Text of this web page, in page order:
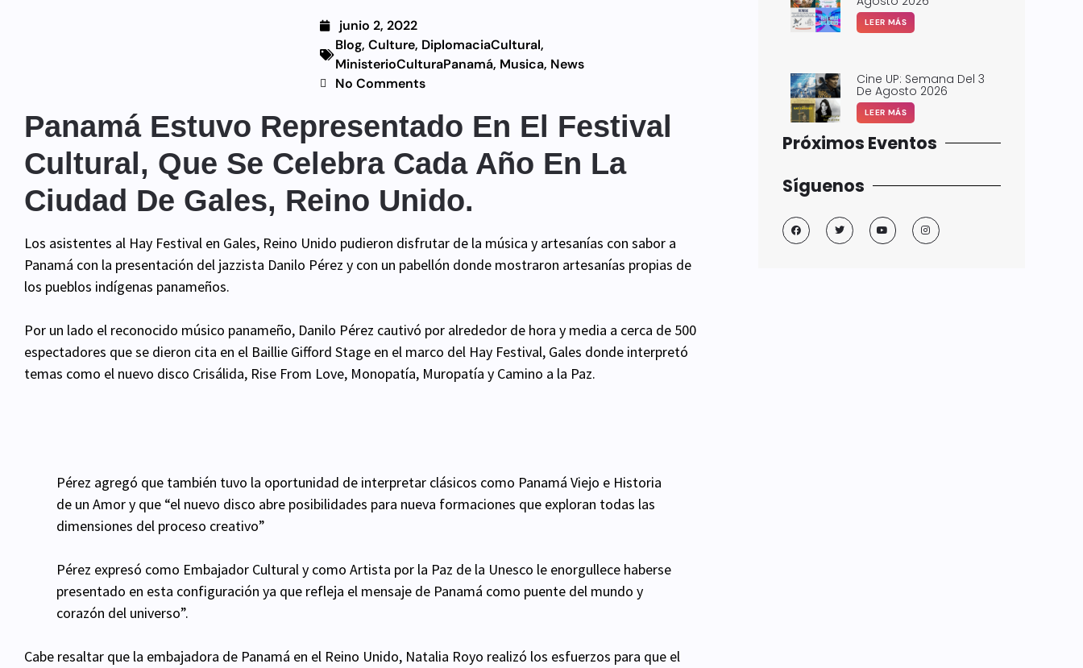
junio 2, 2022
Blog, Culture, DiplomaciaCultural,
MinisterioCulturaPanamá, Musica, News
No Comments
Panamá Estuvo Representado En El Festival
Cultural, Que Se Celebra Cada Año En La
Ciudad De Gales, Reino Unido.
Los asistentes al Hay Festival en Gales, Reino Unido pudieron disfrutar de la música y artesanías con sabor a
Panamá con la presentación del jazzista Danilo Pérez y con un pabellón donde mostraron artesanías propias de
los pueblos indígenas panameños.
Por un lado el reconocido músico panameño, Danilo Pérez cautivó por alrededor de hora y media a cerca de 500
espectadores que se dieron cita en el Baillie Gifford Stage en el marco del Hay Festival, Gales donde interpretó
temas como el nuevo disco Crisálida, Rise From Love, Monopatía, Muropatía y Camino a la Paz.
Pérez agregó que también tuvo la oportunidad de interpretar clásicos como Panamá Viejo e Historia
de un Amor y que “el nuevo disco abre posibilidades para nueva formaciones que exploran todas las
dimensiones del proceso creativo”
Pérez expresó como Embajador Cultural y como Artista por la Paz de la Unesco le enorgullece haberse
presentado en esta configuración ya que refleja el mensaje de Panamá como puente del mundo y
corazón del universo”.
Cabe resaltar que la embajadora de Panamá en el Reino Unido, Natalia Royo realizó los esfuerzos para que el
LEER MÁS
Cine UP: Semana Del 3
De Agosto 2026
LEER MÁS
Próximos Eventos
Síguenos